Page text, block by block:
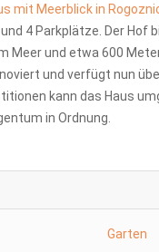
mit Meerblick in
4 Parkplätze. Der Hof
Meer und etwa 600
und verfügt nun
kann das Haus
in Ordnung.
Garten